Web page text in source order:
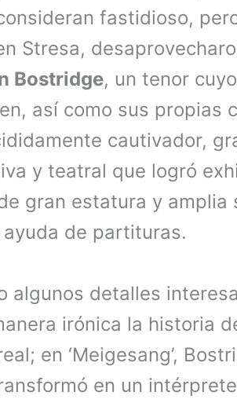
fastidioso,
Stresa,
Bostridge, un tenor
así como sus propias
cautivador,
y teatral que logró
gran estatura y
de partituras.
algunos detalles
irónica la historia
en ‘Meigesang’,
en un